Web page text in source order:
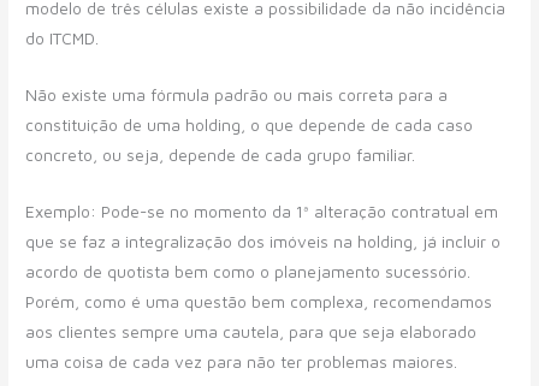
modelo de três células existe a possibilidade da não incidência
do ITCMD.
Não existe uma fórmula padrão ou mais correta para a
constituição de uma holding, o que depende de cada caso
concreto, ou seja, depende de cada grupo familiar.
Exemplo: Pode-se no momento da 1ª alteração contratual em
que se faz a integralização dos imóveis na holding, já incluir o
acordo de quotista bem como o planejamento sucessório.
Porém, como é uma questão bem complexa, recomendamos
aos clientes sempre uma cautela, para que seja elaborado
uma coisa de cada vez para não ter problemas maiores.